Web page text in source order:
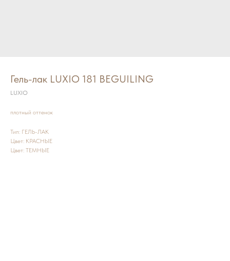
Гель-лак LUXIO 181 BEGUILING
LUXIO
плотный оттенок
Тип: ГЕЛЬ-ЛАК
Цвет: КРАСНЫЕ
Цвет: ТЕМНЫЕ